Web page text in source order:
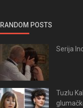
RANDOM POSTS
Serija
Tuzlu